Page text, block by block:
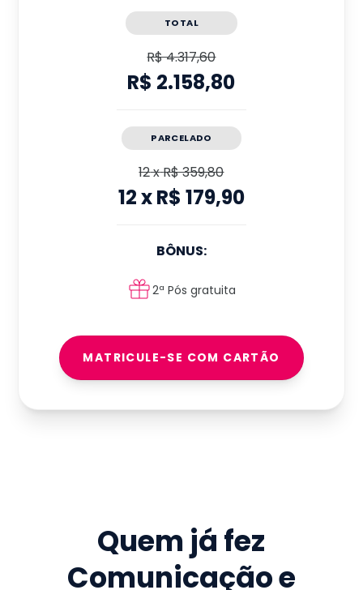
TOTAL
R$ 4.317,60
R$ 2.158,80
PARCELADO
12xR$ 359,80
12xR$ 179,90
BÔNUS:
2ª Pós gratuita
MATRICULE-SE COM CARTÃO
Quem já fez
Comunicação e